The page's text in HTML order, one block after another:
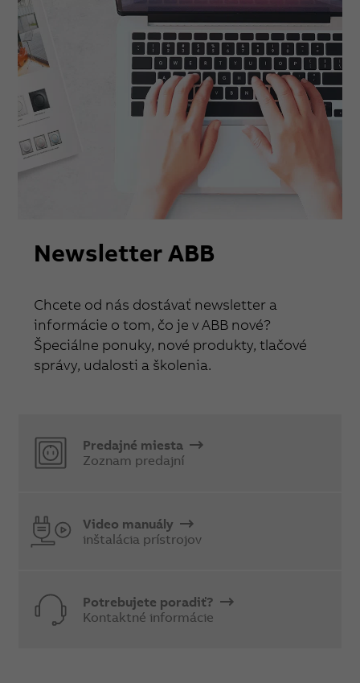
Newsletter ABB
Chcete od nás dostávať newsletter a
informácie o tom, čo je v ABB nové?
Špeciálne ponuky, nové produkty, tlačové
správy, udalosti a školenia.
Predajné miesta
Zoznam predajní
Video manuály
inštalácia prístrojov
Potrebujete poradiť?
Kontaktné informácie